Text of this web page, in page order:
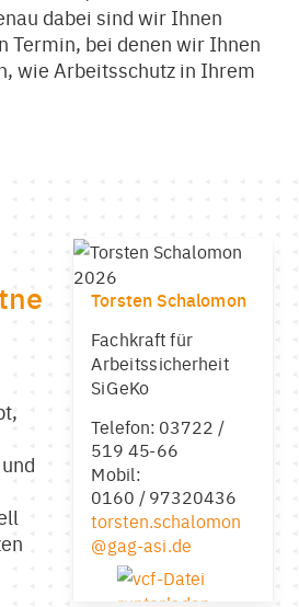
dabei sind wir Ihnen
Termin, bei denen wir Ihnen
wie Arbeitsschutz in Ihrem
Torsten Schalomon
Fachkraft für
Arbeitssicherheit
SiGeKo
Telefon: 03722 /
519 45-66
Mobil:
0160 / 97320436
torsten.schalomon
@gag-asi.de